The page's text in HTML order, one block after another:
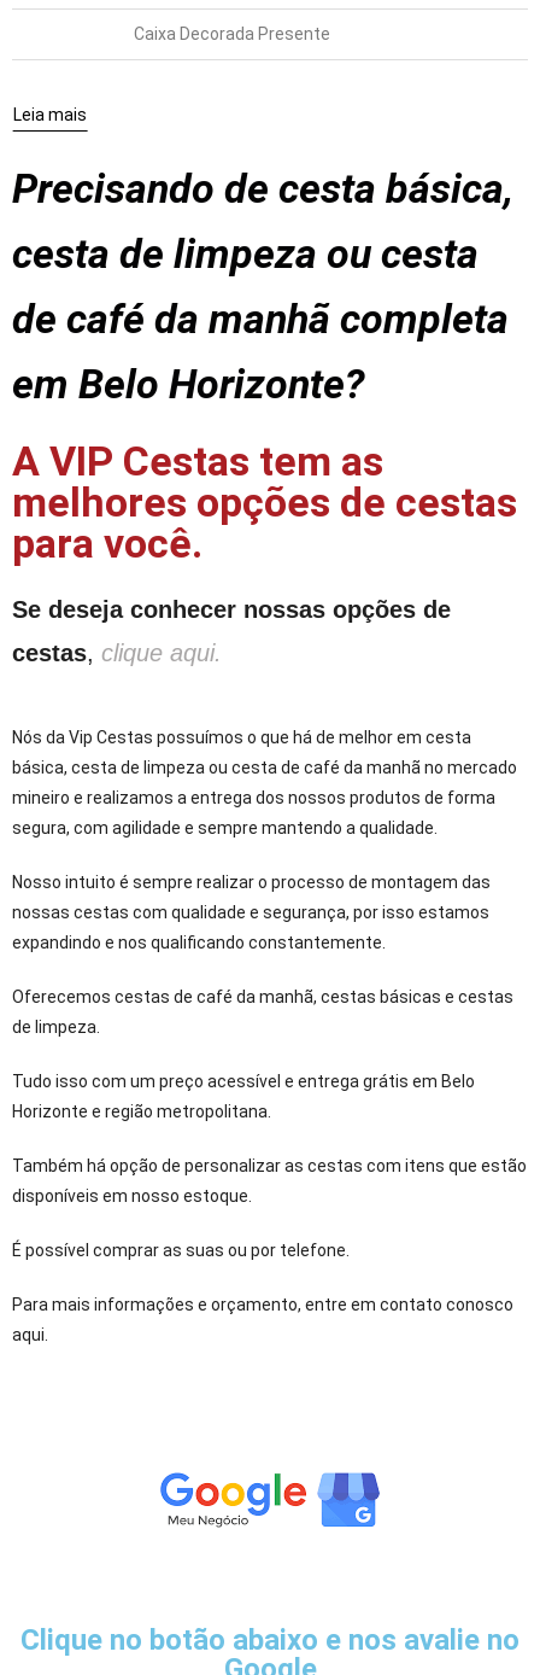
Caixa Decorada Presente
Leia mais
Precisando de cesta básica,
cesta de limpeza ou cesta
de café da manhã completa
em Belo Horizonte?
A VIP Cestas tem as
melhores opções de cestas
para você.
Se deseja conhecer nossas opções de
cestas, clique aqui.
Nós da Vip Cestas possuímos o que há de melhor em cesta
básica, cesta de limpeza ou cesta de café da manhã no mercado
mineiro e realizamos a entrega dos nossos produtos de forma
segura, com agilidade e sempre mantendo a qualidade.
Nosso intuito é sempre realizar o processo de montagem das
nossas cestas com qualidade e segurança, por isso estamos
expandindo e nos qualificando constantemente.
Oferecemos cestas de café da manhã, cestas básicas e cestas
de limpeza.
Tudo isso com um preço acessível e entrega grátis em Belo
Horizonte e região metropolitana.
Também há opção de personalizar as cestas com itens que estão
disponíveis em nosso estoque.
É possível comprar as suas ou por telefone.
Para mais informações e orçamento, entre em contato conosco
aqui.
Clique no botão abaixo e nos avalie no